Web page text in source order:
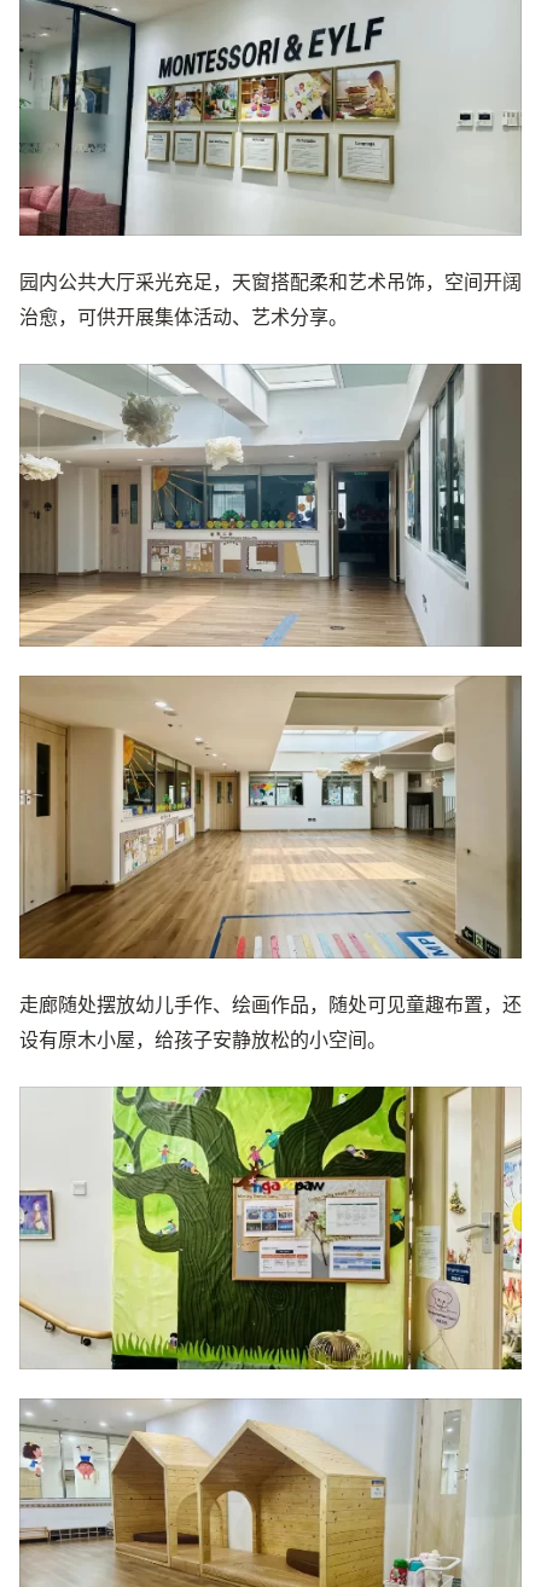
园内公共大厅采光充足，天窗搭配柔和艺术吊饰，空间开阔
治愈，可供开展集体活动、艺术分享。
走廊随处摆放幼儿手作、绘画作品，随处可见童趣布置，还
设有原木小屋，给孩子安静放松的小空间。